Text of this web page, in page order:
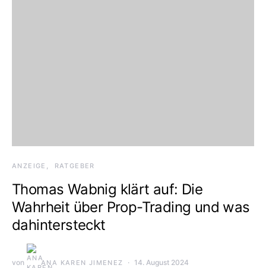
ANZEIGE RATGEBER
Thomas Wabnig klärt auf: Die
Wahrheit über Prop-Trading und was
dahintersteckt
von ANA KAREN JIMENEZ 14. August 2024